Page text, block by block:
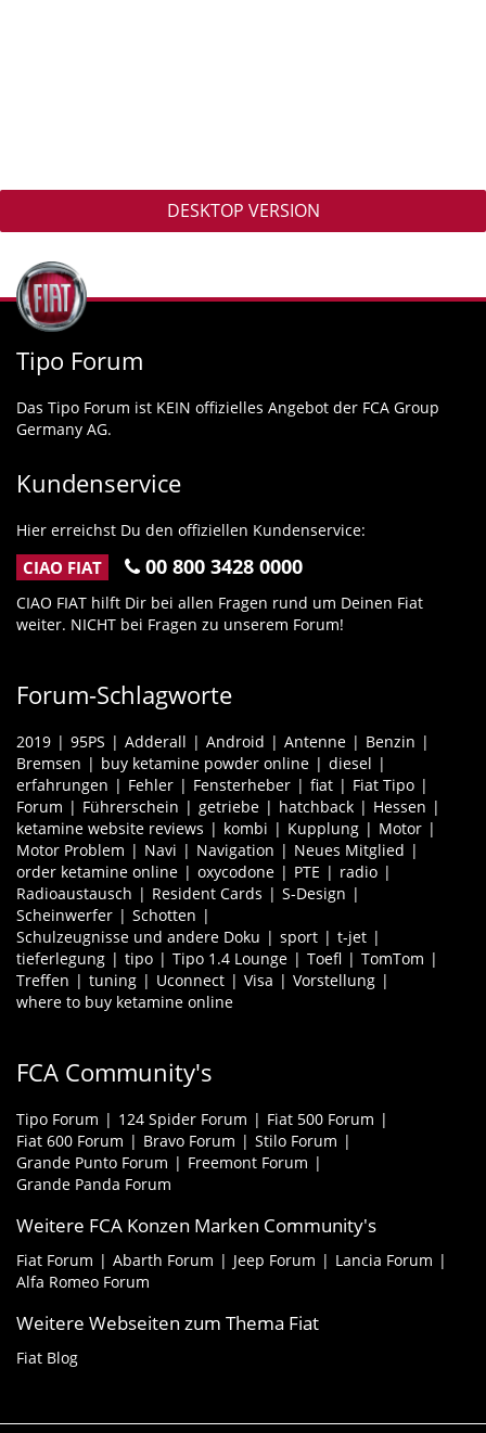
DESKTOP VERSION
Tipo Forum
Das Tipo Forum ist KEIN offizielles Angebot der FCA Group
Germany AG.
Kundenservice
Hier erreichst Du den offiziellen Kundenservice:
CIAO FIAT 00 800 3428 0000
CIAO FIAT hilft Dir bei allen Fragen rund um Deinen Fiat
weiter. NICHT bei Fragen zu unserem Forum!
Forum-Schlagworte
2019 95PS Adderall Android Antenne
Benzin
Bremsen
buy ketamine powder online
diesel
erfahrungen
Fehler Fensterheber fiat
Fiat Tipo
Forum
Führerschein getriebe hatchback
Hessen
ketamine website reviews
kombi Kupplung
Motor
Motor Problem
Navi Navigation
Neues Mitglied
order ketamine online
oxycodone PTE
radio
Radioaustausch
Resident Cards
S-Design
Scheinwerfer
Schotten
Schulzeugnisse und andere Doku
sport
t-jet
tieferlegung
tipo Tipo 1.4 Lounge Toefl
TomTom
Treffen
tuning Uconnect Visa
Vorstellung
where to buy ketamine online
FCA Community's
Tipo Forum 124 Spider Forum
Fiat 500 Forum
Fiat 600 Forum
Bravo Forum
Stilo Forum
Grande Punto Forum
Freemont Forum
Grande Panda Forum
Weitere FCA Konzen Marken Community's
Fiat Forum Abarth Forum Jeep Forum
Lancia Forum
Alfa Romeo Forum
Weitere Webseiten zum Thema Fiat
Fiat Blog